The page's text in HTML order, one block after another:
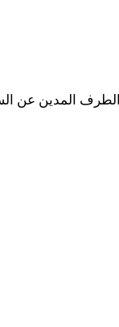
المدين عن